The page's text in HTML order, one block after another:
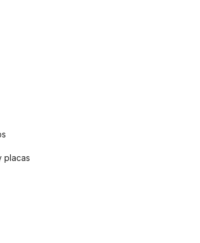
placas